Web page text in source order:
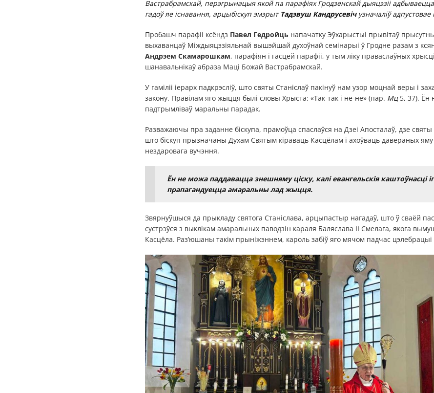
Вастрабрамскай, перэгрынацыя якой па парафіях Гродзенскай дыяцэзіі
гадоў яе існавання, арцыбіскуп эмэрыт Тадэвуш Кандрусевічузначаліў адпустовае
Пробашч парафіі ксёндз Павел Гедройць напачатку Эўхарыстыі прывітаў
выхаванцаў Міждыяцэзіяльнай вышэйшай духоўнай семінарыі ў Гродне разам з
Андрэем Скамарошкам, парафіян і гасцей парафіі, у тым ліку праваслаўных
шанавальнікаў абраза Маці Божай Вастрабрамскай.
У гаміліі іерарх падкрэсліў, што святы Станіслаў пакінуў нам узор моцнай веры і
закону. Правілам яго жыцця былі словы Хрыста: «Так-так і не-не» (пар. Мц5, 37). Ён
падтрымліваў маральны парадак.
Разважаючы пра заданне біскупа, прамоўца спаслаўся на Дзеі Апосталаў, дзе святы
што біскуп прызначаны Духам Святым кіраваць Касцёлам і ахоўваць давераных
нездаровага вучэння.
Ён не можа паддавацца знешняму ціску, калі евангельскія каштоўнасці
прапагандуецца амаральны лад жыцця.
Звярнуўшыся да прыкладу святога Станіслава, арцыпастыр нагадаў, што ў сваёй
сустрэўся з выклікам амаральных паводзін караля Баляслава ІІ Смелага, якога
Касцёла. Раз’юшаны такім прыніжэннем, кароль забіў яго мячом падчас цэлебрацыі